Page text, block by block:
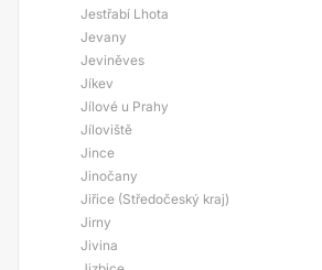
Jestřabí Lhota
Jevany
Jeviněves
Jíkev
Jílové u Prahy
Jíloviště
Jince
Jinočany
Jiřice (Středočeský kraj)
Jirny
Jivina